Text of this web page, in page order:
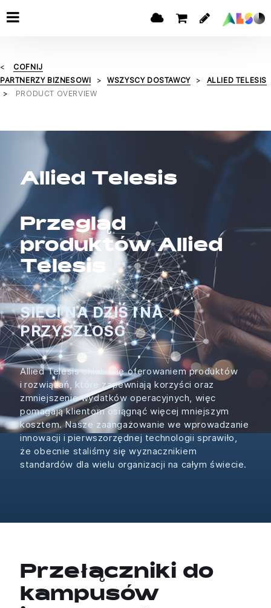
COFNIJ
PARTNERZY BIZNESOWI
WSZYSCY DOSTAWCY
ALLIED TELESIS
PRODUCT OVERVIEW
Allied Telesis
Przegląd
produktów Allied
Telesis
SIECI NA DZIŚ I NA
PRZYSZŁOŚĆ
Allied Telesis chlubi się oferowaniem produktów
i rozwiązań, które zapewniają korzyści oraz
zmniejszenie wydatków operacyjnych, więc
pomagają klientom osiągnąć więcej mniejszym
kosztem. Nasze zaangażowanie we wprowadzanie
innowacji i pierwszorzędnej technologii sprawiło,
że obecnie staliśmy się wyznacznikiem
standardów dla wielu organizacji na całym świecie.
Przełączniki do
kampusów